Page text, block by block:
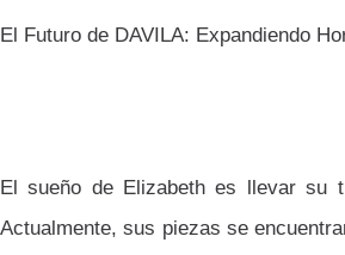
El Futuro de DAVILA: Expandiendo
El sueño de Elizabeth es llevar su
Actualmente, sus piezas se